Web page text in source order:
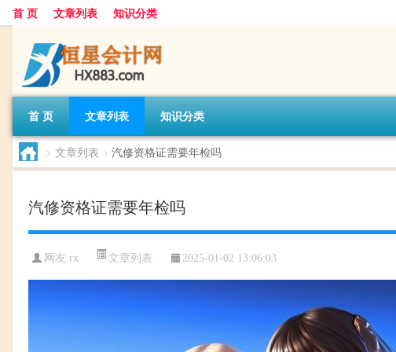
首 页 文章列表 知识分类
首 页 文章列表 知识分类
> 文章列表 > 汽修资格证需要年检吗
汽修资格证需要年检吗
网友:rx 文章列表 2025-01-02 13:06:03